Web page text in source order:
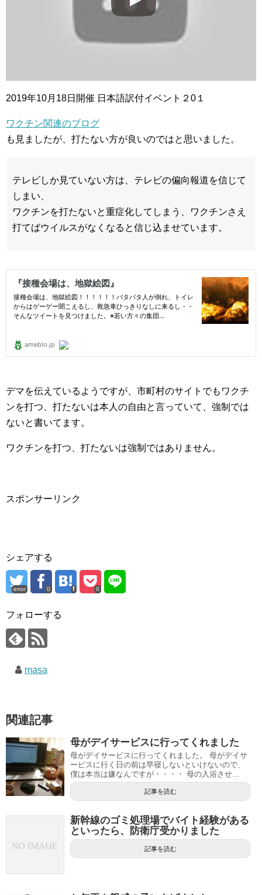
2019年10月18日開催 日本語訳付イベント２0１
ワクチン関連のブログ
も見ましたが、打たない方が良いのではと思いました。
テレビしか見ていない方は、テレビの偏向報道を信じて
しまい、
ワクチンを打たないと重症化してしまう、ワクチンさえ
打てばウイルスがなくなると信じ込ませています。
デマを伝えているようですが、市町村のサイトでもワクチ
ンを打つ、打たないは本人の自由と言っていて、強制では
ないと書いてます。
ワクチンを打つ、打たないは強制ではありません。
スポンサーリンク
シェアする
error 0 0
フォローする
masa
関連記事
母がデイサービスに行ってくれました
母がデイサービスに行ってくれました。 母がデイサ
ービスに行く日の前は早寝しないといけないので、
僕は本当は嫌なんですが・・・・ 母の入浴させ...
記事を読む
新幹線のゴミ処理場でバイト経験がある
といったら、防衛庁受かりました
記事を読む